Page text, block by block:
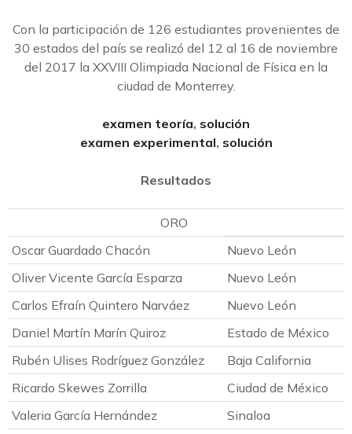
Con la participación de 126 estudiantes provenientes de
30 estados del país se realizó del 12 al 16 de noviembre
del 2017 la XXVIII Olimpiada Nacional de Física en la
ciudad de Monterrey.
examen teoría, solución
examen experimental, solución
Resultados
ORO
Oscar Guardado Chacón
Nuevo León
Oliver Vicente García Esparza
Nuevo León
Carlos Efraín Quintero Narváez
Nuevo León
Daniel Martín Marín Quiroz
Estado de México
Rubén Ulises Rodríguez González
Baja California
Ricardo Skewes Zorrilla
Ciudad de México
Valeria García Hernández
Sinaloa